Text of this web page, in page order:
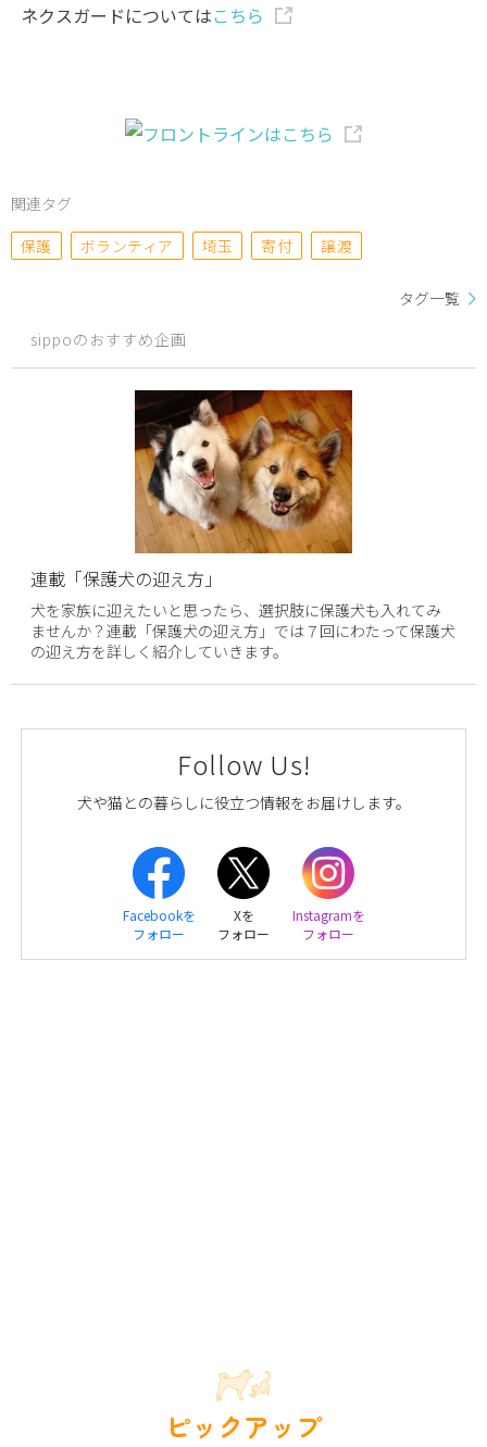
ネクスガードについてはこちら
関連タグ
保護
ボランティア 埼玉 寄付 譲渡
タグ一覧
sippoのおすすめ企画
連載「保護犬の迎え方」
犬を家族に迎えたいと思ったら、選択肢に保護犬も入れてみ
ませんか？連載「保護犬の迎え方」では７回にわたって保護犬
の迎え方を詳しく紹介していきます。
Follow Us!
犬や猫との暮らしに役立つ情報をお届けします。
Facebookを
フォロー
Xを
フォロー
Instagramを
フォロー
ピックアップ